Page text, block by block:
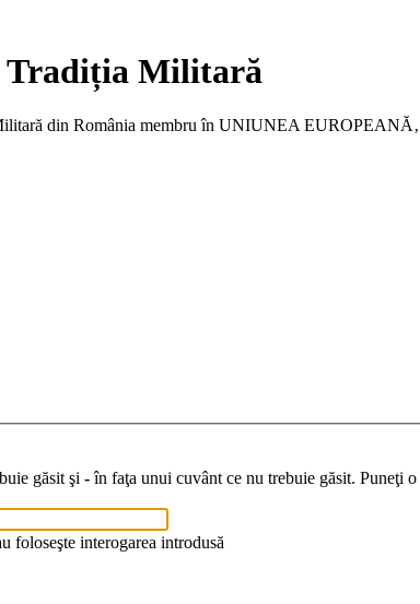
Tradiția Militară
din România membru în UNIUNEA
găsit şi -în faţa unui cuvânt ce nu trebuie găsit. Puneţi
foloseşte interogarea introdusă